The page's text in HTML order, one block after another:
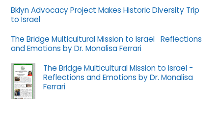
Bklyn Advocacy Project Makes Historic Diversity Trip
to Israel
The Bridge Multicultural Mission to Israel Reflections
and Emotions by Dr. Monalisa Ferrari
The Bridge Multicultural Mission to Israel -
Reflections and Emotions by Dr. Monalisa
Ferrari